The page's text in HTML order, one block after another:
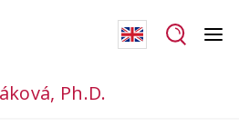
Ph.D.